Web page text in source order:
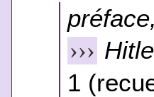
›››
1